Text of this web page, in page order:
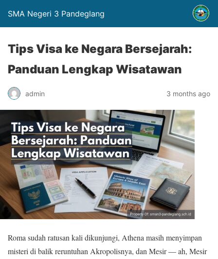
SMA Negeri 3 Pandeglang
Tips Visa ke Negara Bersejarah:
Panduan Lengkap Wisatawan
admin 3 months ago
Roma sudah ratusan kali dikunjungi, Athena masih menyimpan
misteri di balik reruntuhan Akropolisnya, dan Mesir — ah, Mesir